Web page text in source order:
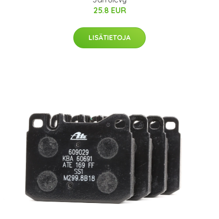
25.8 EUR
LISÄTIETOJA